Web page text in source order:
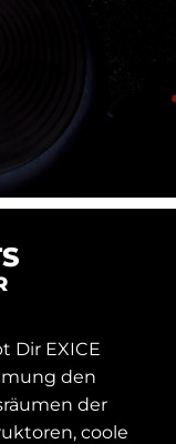
Dir EXICE
den
der
coole